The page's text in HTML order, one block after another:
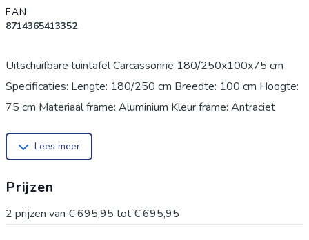
EAN
8714365413352
Uitschuifbare tuintafel Carcassonne 180/250x100x75 cm
Specificaties: Lengte: 180/250 cm Breedte: 100 cm Hoogte:
75 cm Materiaal frame: Aluminium Kleur frame: Antraciet
Gewicht: 43 kg...
Lees meer
Prijzen
2 prijzen van € 695,95 tot€ 695,95